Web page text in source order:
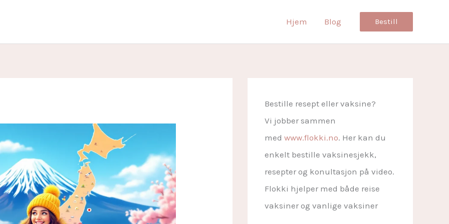
Hjem Blog Bestill
Bestille resept eller vaksine?
Vi jobber sammen
med www.flokki.no. Her kan du
enkelt bestille vaksinesjekk,
resepter og konultasjon på video.
Flokki hjelper med både reise
vaksiner og vanlige vaksiner